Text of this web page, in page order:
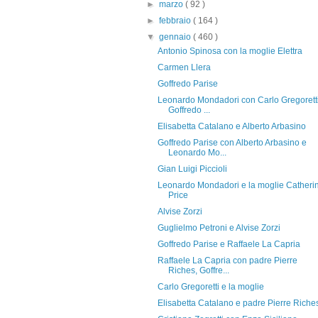
►marzo( 92 )
►febbraio( 164 )
▼gennaio( 460 )
Antonio Spinosa con la moglie Elettra
Carmen Llera
Goffredo Parise
Leonardo Mondadori con Carlo
Goffredo ...
Elisabetta Catalano e Alberto Arbasino
Goffredo Parise con Alberto Arbasino e
Leonardo Mo...
Gian Luigi Piccioli
Leonardo Mondadori e la moglie
Price
Alvise Zorzi
Guglielmo Petroni e Alvise Zorzi
Goffredo Parise e Raffaele La Capria
Raffaele La Capria con padre Pierre
Riches, Goffre...
Carlo Gregoretti e la moglie
Elisabetta Catalano e padre Pierre